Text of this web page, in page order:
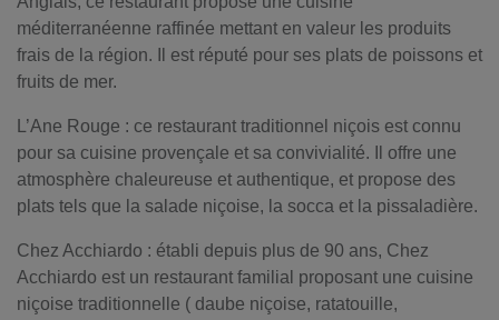
méditerranéenne raffinée mettant en valeur les produits
frais de la région. Il est réputé pour ses plats de poissons et
fruits de mer.
L’Ane Rouge : ce restaurant traditionnel niçois est connu
pour sa cuisine provençale et sa convivialité. Il offre une
atmosphère chaleureuse et authentique, et propose des
plats tels que la salade niçoise, la socca et la pissaladière.
Chez Acchiardo : établi depuis plus de 90 ans, Chez
Acchiardo est un restaurant familial proposant une cuisine
niçoise traditionnelle ( daube niçoise, ratatouille,